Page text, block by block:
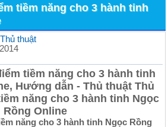
tiềm năng cho 3 hành tinh
thuật
tiềm năng cho 3 hành tinh
Hướng dẫn - Thủ thuật Thủ
năng cho 3 hành tinh Ngọc
Rồng Online
năng cho 3 hành tinh Ngọc Rồng